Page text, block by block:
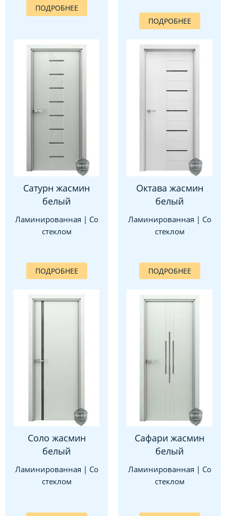
ПОДРОБНЕЕ
ПОДРОБНЕЕ
Сатурн жасмин
белый
Ламинированная | Со
стеклом
ПОДРОБНЕЕ
Октава жасмин
белый
Ламинированная | Со
стеклом
ПОДРОБНЕЕ
Соло жасмин
белый
Ламинированная | Со
стеклом
Сафари жасмин
белый
Ламинированная | Со
стеклом